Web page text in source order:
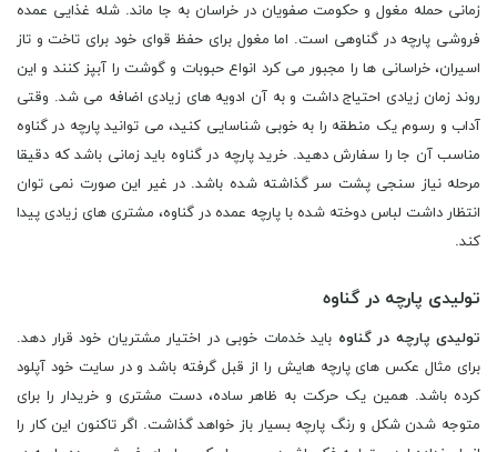
زمانی حمله مغول و حکومت صفویان در خراسان به جا ماند. شله غذایی عمده
فروشی پارچه در گناوهی است. اما مغول برای حفظ قوای خود برای تاخت و تاز
اسیران، خراسانی ها را مجبور می کرد انواع حبوبات و گوشت را آبپز کنند و این
روند زمان زیادی احتیاج داشت و به آن ادویه های زیادی اضافه می شد. وقتی
آداب و رسوم یک منطقه را به خوبی شناسایی کنید، می توانید پارچه در گناوه
مناسب آن جا را سفارش دهید. خرید پارچه در گناوه باید زمانی باشد که دقیقا
مرحله نیاز سنجی پشت سر گذاشته شده باشد. در غیر این صورت نمی توان
انتظار داشت لباس دوخته شده با پارچه عمده در گناوه، مشتری های زیادی پیدا
کند.
تولیدی پارچه در گناوه
تولیدی پارچه در گناوه باید خدمات خوبی در اختیار مشتریان خود قرار دهد.
برای مثال عکس های پارچه هایش را از قبل گرفته باشد و در سایت خود آپلود
کرده باشد. همین یک حرکت به ظاهر ساده، دست مشتری و خریدار را برای
متوجه شدن شکل و رنگ پارچه بسیار باز خواهد گذاشت. اگر تاکنون این کار را